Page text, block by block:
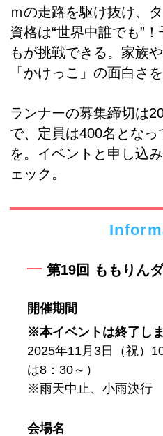
ｍの走路を駆け抜け、
資格は“世界中誰でも”
もが挑戦できる。家族
「かけっこ」の面白さ
ランナーの募集締切は
で、定員は400名とな
を。イベントと申し込
ェック。
第19回 ももりん
開催期間
※本イベントは終了しま
2025年11月3日（祝）
は8：30～）
※雨天中止、小雨決行
会場名